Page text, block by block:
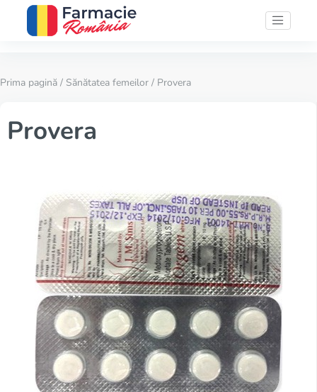
Prima pagină / Sănătatea femeilor / Provera
Provera